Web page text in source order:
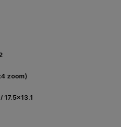
zoom)
17.5x13.1